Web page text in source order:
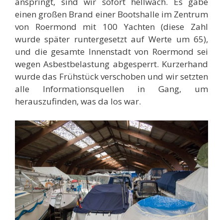
einen großen Brand einer Bootshalle im Zentrum
von Roermond mit 100 Yachten (diese Zahl
wurde später runtergesetzt auf Werte um 65),
und die gesamte Innenstadt von Roermond sei
wegen Asbestbelastung abgesperrt. Kurzerhand
wurde das Frühstück verschoben und wir setzten
alle Informationsquellen in Gang, um
herauszufinden, was da los war.